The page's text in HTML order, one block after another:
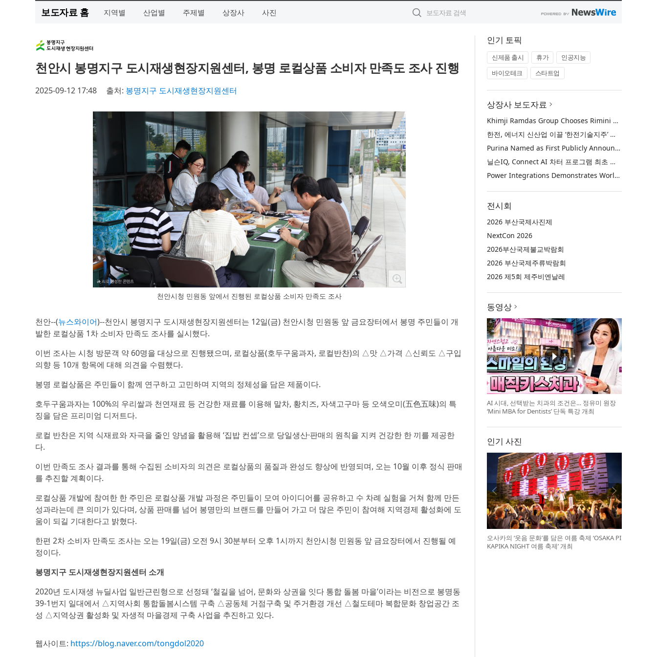
보도자료 홈 지역별 산업별 주제별 상장사 사진
천안시 봉명지구 도시재생현장지원센터, 봉명 로컬상품 소비자 만족도 조사 진행
2025-09-12 17:48 출처: 봉명지구 도시재생현장지원센터
천안시청 민원동 앞에서 진행된 로컬상품 소비자 만족도 조사
천안--(뉴스와이어)--천안시 봉명지구 도시재생현장지원센터는 12일(금) 천안시청 민원동 앞 금요장터에서 봉명 주민들이 개
발한 로컬상품 1차 소비자 만족도 조사를 실시했다.
이번 조사는 시청 방문객 약 60명을 대상으로 진행됐으며, 로컬상품(호두구움과자, 로컬반찬)의 △맛 △가격 △신뢰도 △구입
의향 등 10개 항목에 대해 의견을 수렴했다.
봉명 로컬상품은 주민들이 함께 연구하고 고민하며 지역의 정체성을 담은 제품이다.
호두구움과자는 100%의 우리쌀과 천연재료 등 건강한 재료를 이용해 말차, 황치즈, 자색고구마 등 오색오미(五色五味)의 특
징을 담은 프리미엄 디저트다.
로컬 반찬은 지역 식재료와 자극을 줄인 양념을 활용해 ‘집밥 컨셉’으로 당일생산·판매의 원칙을 지켜 건강한 한 끼를 제공한
다.
이번 만족도 조사 결과를 통해 수집된 소비자의 의견은 로컬상품의 품질과 완성도 향상에 반영되며, 오는 10월 이후 정식 판매
를 추진할 계획이다.
로컬상품 개발에 참여한 한 주민은 로컬상품 개발 과정은 주민들이 모여 아이디어를 공유하고 수 차례 실험을 거쳐 함께 만든
성과라는데 큰 의미가 있다며, 상품 판매를 넘어 봉명만의 브랜드를 만들어 가고 더 많은 주민이 참여해 지역경제 활성화에 도
움이 되길 기대한다고 밝혔다.
한편 2차 소비자 만족도 조사는 오는 19일(금) 오전 9시 30분부터 오후 1시까지 천안시청 민원동 앞 금요장터에서 진행될 예
정이다.
봉명지구 도시재생현장지원센터 소개
2020년 도시재생 뉴딜사업 일반근린형으로 선정돼 ‘철길을 넘어, 문화와 상권을 잇다 통합 돌봄 마을’이라는 비전으로 봉명동
39-1번지 일대에서 △지역사회 통합돌봄시스템 구축 △공동체 거점구축 및 주거환경 개선 △철도테마 복합문화 창업공간 조
성 △지역상권 활성화 및 자생적 마을경제 구축 사업을 추진하고 있다.
웹사이트: https://blog.naver.com/tongdol2020
인기 토픽
신제품 출시 휴가
인공지능
바이오테크
스타트업
상장사 보도자료
Khimji Ramdas Group Chooses Rimini Street to Reduce SAP Support Costs, Protect 700+ Customizations and Reinvest Savings in Innovation
한전, 에너지 신산업 이끌 ‘한전기술지주’ 공식 출범
Purina Named as First Publicly Announced NIQ ConnectAI Charter Client
닐슨IQ, Connect AI 차터 프로그램 최초 고객사 ‘퓨리나’ 선정
Power Integrations Demonstrates World’s First 2200 V GaN Technology for Next-Era High-Voltage Power Systems
전시회
2026 부산국제사진제
NextCon 2026
2026부산국제불교박람회
2026 부산국제주류박람회
2026 제5회 제주비엔날레
동영상
AI 시대, 선택받는 치과의 조건은… 정유미 원장
‘Mini MBA for Dentists’ 단독 특강 개최
인기 사진
오사카의 ‘웃음 문화’를 담은 여름 축제 ‘OSAKA PI
KAPIKA NIGHT 여름 축제’ 개최